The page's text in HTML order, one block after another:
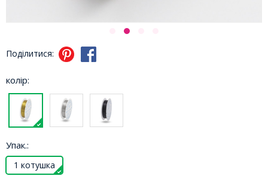
Поділитися:
колір:
Упак.:
1 котушка